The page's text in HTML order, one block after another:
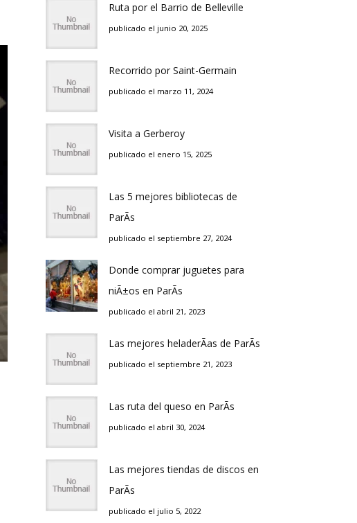
Ruta por el Barrio de Belleville
publicado el junio 20, 2025
Recorrido por Saint-Germain
publicado el marzo 11, 2024
Visita a Gerberoy
publicado el enero 15, 2025
Las 5 mejores bibliotecas de
ParÃ­s
publicado el septiembre 27, 2024
Donde comprar juguetes para
niÃ±os en ParÃ­s
publicado el abril 21, 2023
Las mejores heladerÃ­as de ParÃ­s
publicado el septiembre 21, 2023
Las ruta del queso en ParÃ­s
publicado el abril 30, 2024
Las mejores tiendas de discos en
ParÃ­s
publicado el julio 5, 2022